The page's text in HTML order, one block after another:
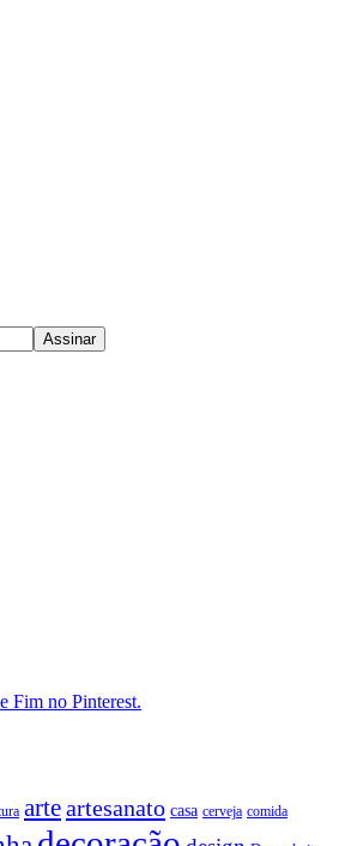
Fim no Pinterest.
arteartesanato casa cerveja comida